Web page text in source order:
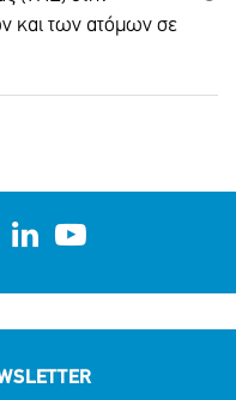
και των ατόμων σε